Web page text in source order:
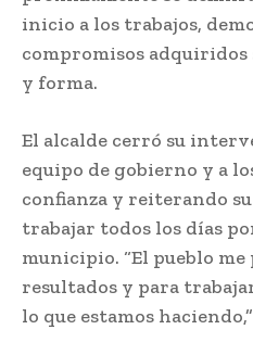
inicio a los trabajos,
compromisos adquiridos
y forma.
El alcalde cerró su
equipo de gobierno y a
confianza y reiterando
trabajar todos los días
municipio. “El pueblo me
resultados y para
lo que estamos